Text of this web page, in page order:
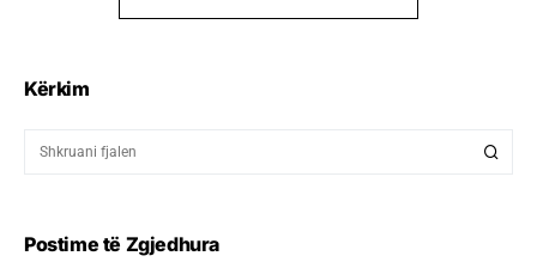
Kërkim
Postime të Zgjedhura